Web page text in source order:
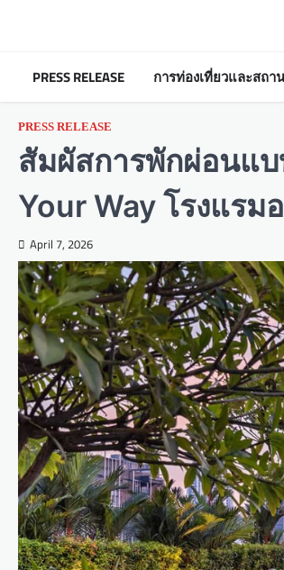
PRESS RELEASE การท่องเที่ยวและสถา
PRESS RELEASE
สัมผัสการพักผ่อนแ
Your Way โรงแรม
April 7, 2026